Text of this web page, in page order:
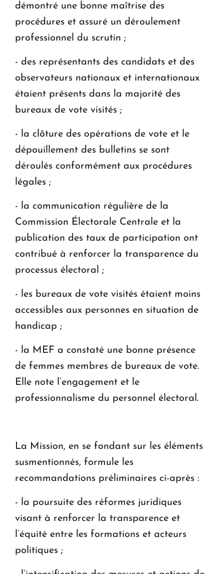
démontré une bonne maîtrise des
procédures et assuré un déroulement
professionnel du scrutin ;
- des représentants des candidats et des
observateurs nationaux et internationaux
étaient présents dans la majorité des
bureaux de vote visités ;
- la clôture des opérations de vote et le
dépouillement des bulletins se sont
déroulés conformément aux procédures
légales ;
- la communication régulière de la
Commission Électorale Centrale et la
publication des taux de participation ont
contribué à renforcer la transparence du
processus électoral ;
- les bureaux de vote visités étaient moins
accessibles aux personnes en situation de
handicap ;
- la MEF a constaté une bonne présence
de femmes membres de bureaux de vote.
Elle note l’engagement et le
professionnalisme du personnel électoral.
La Mission, en se fondant sur les éléments
susmentionnés, formule les
recommandations préliminaires ci-après :
- la poursuite des réformes juridiques
visant à renforcer la transparence et
l’équité entre les formations et acteurs
politiques ;